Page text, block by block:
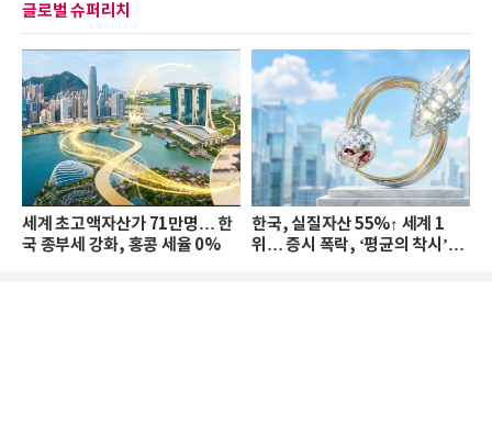
글로벌 슈퍼리치
세계 초고액자산가 71만명… 한
국 종부세 강화, 홍콩 세율 0%
한국, 실질자산 55%↑ 세계 1
위… 증시 폭락, ‘평균의 착시’와